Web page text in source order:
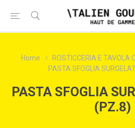
Home
ROSTICCERIA E TAVOLA
PASTA SFOGLIA
PASTA SFOGLIA
(PZ.8)